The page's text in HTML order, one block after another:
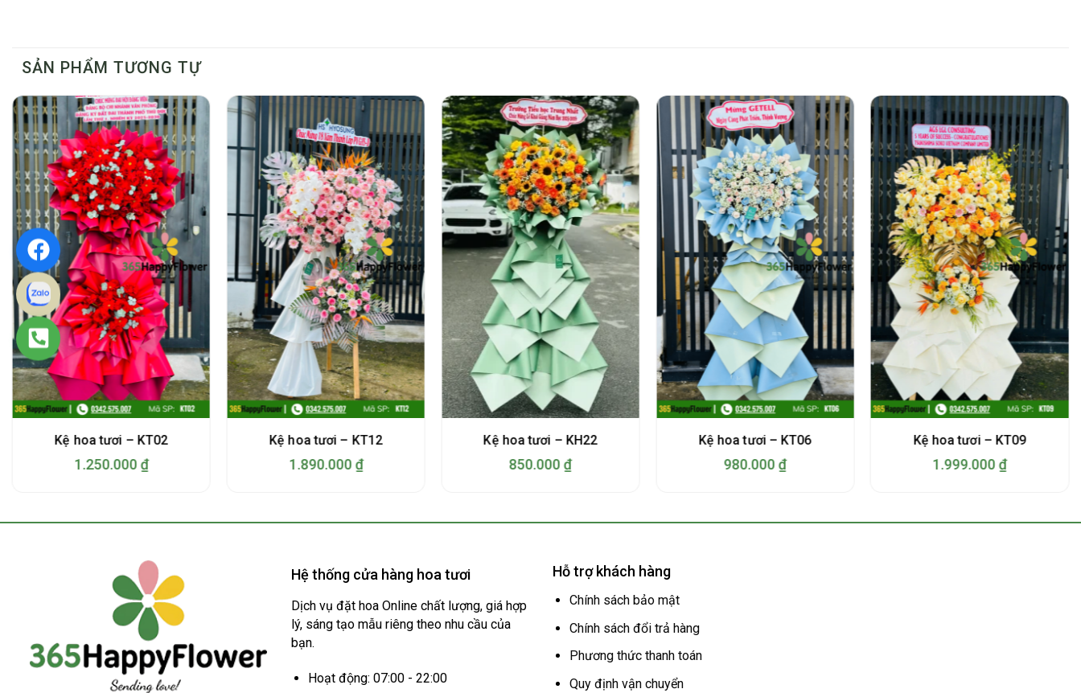
SẢN PHẨM TƯƠNG TỰ
Kệ hoa tươi – KT02
1.250.000 ₫
Kệ hoa tươi – KT12
1.890.000 ₫
Kệ hoa tươi – KH22
850.000 ₫
Kệ hoa tươi – KT06
980.000 ₫
Kệ hoa tươi – KT09
1.999.000 ₫
Hệ thống cửa hàng hoa tươi
Dịch vụ đặt hoa Online chất lượng, giá hợp
lý, sáng tạo mẫu riêng theo nhu cầu của
bạn.
Hoạt động: 07:00 - 22:00
Hỗ trợ khách hàng
Chính sách bảo mật
Chính sách đổi trả hàng
Phương thức thanh toán
Quy định vận chuyển